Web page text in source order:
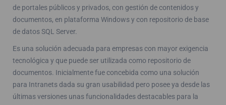
de portales públicos y privados, con gestión de contenidos y
documentos, en plataforma Windows y con repositorio de base
de datos SQL Server.
Es una solución adecuada para empresas con mayor exigencia
tecnológica y que puede ser utilizada como repositorio de
documentos. Inicialmente fue concebida como una solución
para Intranets dada su gran usabilidad pero posee ya desde las
últimas versiones unas funcionalidades destacables para la